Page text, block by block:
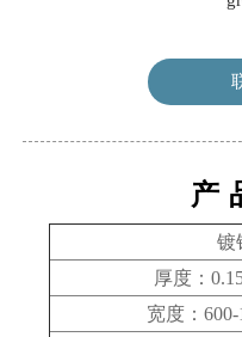
产
镀
厚度：
宽度：